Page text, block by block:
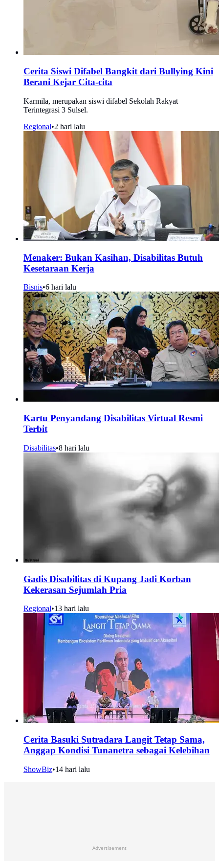
Cerita Siswi Difabel Bangkit dari Bullying Kini
Berani Kejar Cita-cita
Karmila, merupakan siswi difabel Sekolah Rakyat
Terintegrasi 3 Sulsel.
Regional•2 hari lalu
Menaker: Bukan Kasihan, Disabilitas Butuh
Kesetaraan Kerja
Bisnis•6 hari lalu
Kartu Penyandang Disabilitas Virtual Resmi
Terbit
Disabilitas•8 hari lalu
Gadis Disabilitas di Kupang Jadi Korban
Kekerasan Sejumlah Pria
Regional•13 hari lalu
Cerita Basuki Sutradara Langit Tetap Sama,
Anggap Kondisi Tunanetra sebagai Kelebihan
ShowBiz•14 hari lalu
Advertisement